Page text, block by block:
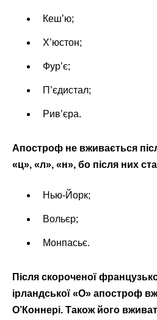
Кеш’ю;
Х’юстон;
Фур’є;
П’єдистал;
Рив’єра.
Апостроф не вживається
«ц», «л», «н», бо після них
Нью-Йорк;
Вольєр;
Монпасьє.
Після скороченої
ірландської «О» апостроф
О’Коннері. Також його